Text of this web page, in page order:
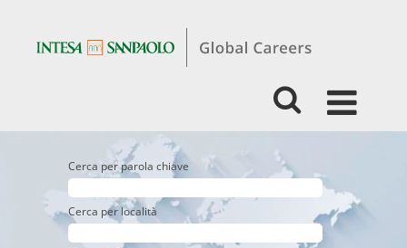
Cerca per parola chiave
Cerca per località